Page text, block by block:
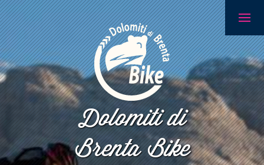
Dolomiti di
Brenta Bike